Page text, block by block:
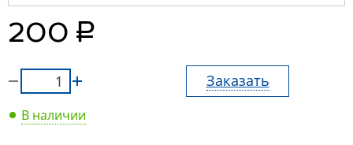
200 руб.
Заказать
В наличии